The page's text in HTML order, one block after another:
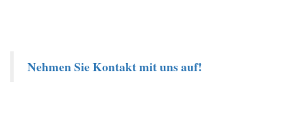
Nehmen Sie Kontakt mit uns auf!